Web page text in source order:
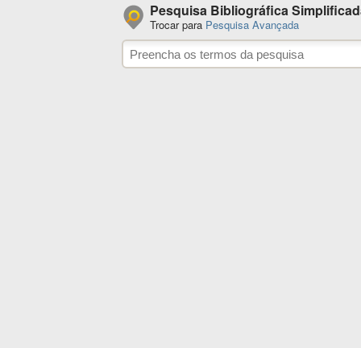
Pesquisa Bibliográfica
Trocar para Pesquisa Avançada